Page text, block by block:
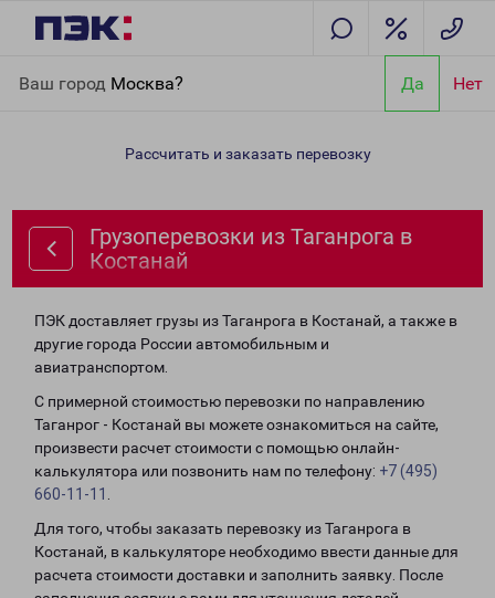
Ваш город Москва? Да Нет
Костанай
Рассчитать и заказать перевозку
Грузоперевозки из Таганрога в
Костанай
ПЭК доставляет грузы из Таганрога в Костанай, а также в
другие города России автомобильным и
авиатранспортом.
С примерной стоимостью перевозки по направлению
Таганрог - Костанай вы можете ознакомиться на сайте,
произвести расчет стоимости с помощью онлайн-
калькулятора или позвонить нам по телефону: +7 (495)
660-11-11
Для того, чтобы заказать перевозку из Таганрога в
Костанай, в калькуляторе необходимо ввести данные для
расчета стоимости доставки и заполнить заявку. После